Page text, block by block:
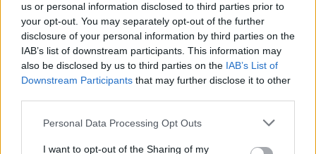
us or personal information disclosed to third parties prior to
your opt-out. You may separately opt-out of the further
disclosure of your personal information by third parties on the
IAB’s list of downstream participants. This information may
also be disclosed by us to third parties on the IAB’s List of
Downstream Participants that may further disclose it to other
Please note that this website/app uses one or more Google
not limited to your visit or usage behaviour. You may click to
Personal Data Processing Opt Outs
I want to opt-out of the Sharing of my
Ciekawostki
ambicja — Ambicje nadambitnych
stary, ale jary— Jare wyrazy
bronować— Orałeś? Radliłeś? To teraz zaskrudlij